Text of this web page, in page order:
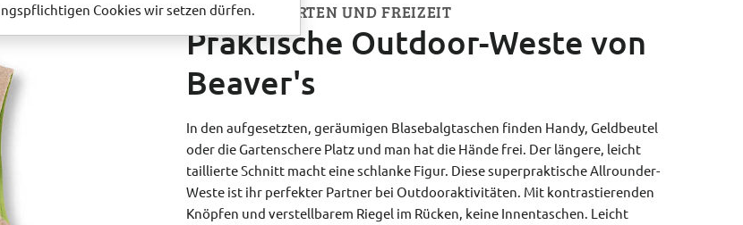
IDEAL FÜR GARTEN UND FREIZEIT
Praktische Outdoor-Weste von
Beaver's
In den aufgesetzten, geräumigen Blasebalgtaschen finden Handy, Geldbeutel
oder die Gartenschere Platz und man hat die Hände frei. Der längere, leicht
taillierte Schnitt macht eine schlanke Figur. Diese superpraktische Allrounder-
Weste ist ihr perfekter Partner bei Outdooraktivitäten. Mit kontrastierenden
Knöpfen und verstellbarem Riegel im Rücken, keine Innentaschen. Leicht
Cookies wir setzen dürfen.